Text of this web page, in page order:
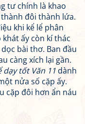
tư chính là khao
đôi thành lứa.
khi kể lể phân
ấy còn kí thác
bài thơ. Ban đầu
càng xích lại gần.
dạy tốt Văn 11dành
nửa số cặp ấy.
cặp đôi hơn ẩn náu